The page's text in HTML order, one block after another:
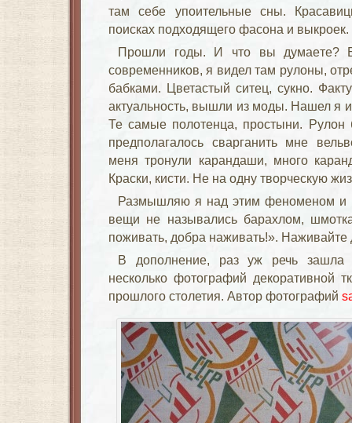
там себе упоительные сны.
поисках подходящего фасона и выкроек.
Прошли годы. И что вы думаете?
современников, я видел там рулоны,
бабками. Цветастый ситец, сукно.
актуальность, вышли из моды. Нашел я
Те самые полотенца, простыни. Рулон
предполагалось сварганить мне
меня тронули карандаши, много
Краски, кисти. Не на одну творческую
Размышляю я над этим феноменом и
вещи не назывались барахлом,
поживать, добра наживать!». Наживайте
В дополнение, раз уж речь зашла
несколько фотографий декоративной
прошлого столетия. Автор фотографий